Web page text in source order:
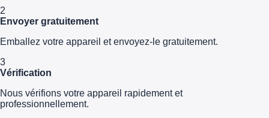
2
Envoyer gratuitement
Emballez votre appareil et envoyez-le gratuitement.
3
Vérification
Nous vérifions votre appareil rapidement et
professionnellement.